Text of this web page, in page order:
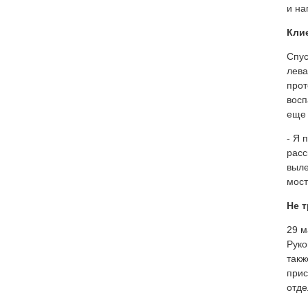
и
еще
- Я
Не
29